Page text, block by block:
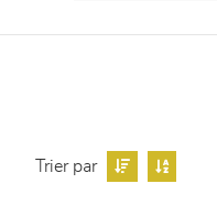
Trier par